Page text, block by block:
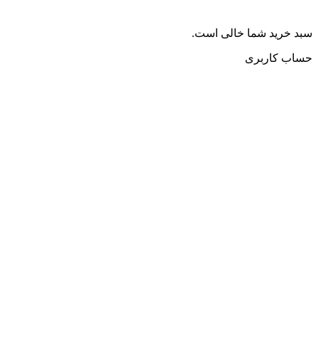
سبد خرید شما خالی است.
حساب کاربری